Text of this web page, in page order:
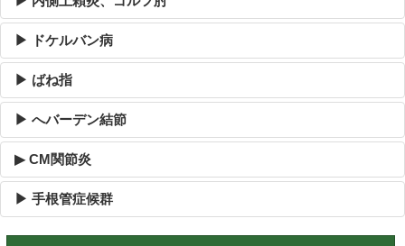
▶ ドケルバン病
▶ ばね指
▶ へバーデン結節
▶ CM関節炎
▶ 手根管症候群